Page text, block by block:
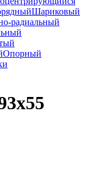
Шариковый
радиальный
Опорный